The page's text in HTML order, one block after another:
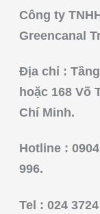
Công ty
Greencanal
Địa chỉ :
hoặc 168 Võ
Chí Minh.
Hotline :
996.
Tel : 024